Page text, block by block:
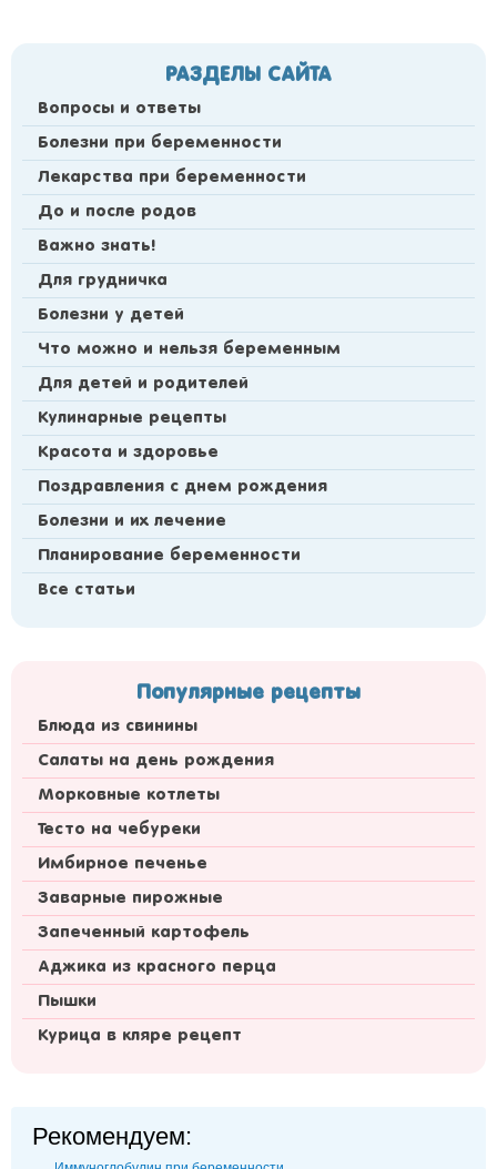
РАЗДЕЛЫ САЙТА
Вопросы и ответы
Болезни при беременности
Лекарства при беременности
До и после родов
Важно знать!
Для грудничка
Болезни у детей
Что можно и нельзя беременным
Для детей и родителей
Кулинарные рецепты
Красота и здоровье
Поздравления с днем рождения
Болезни и их лечение
Планирование беременности
Все статьи
Популярные рецепты
Блюда из свинины
Салаты на день рождения
Морковные котлеты
Тесто на чебуреки
Имбирное печенье
Заварные пирожные
Запеченный картофель
Аджика из красного перца
Пышки
Курица в кляре рецепт
Рекомендуем: